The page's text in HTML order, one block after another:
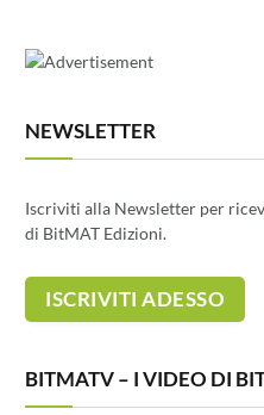
NEWSLETTER
Iscriviti alla Newsletter per
di BitMAT Edizioni.
BITMATV – I VIDEO DI